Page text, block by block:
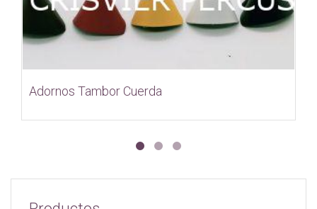
Adornos Tambor Cuerda